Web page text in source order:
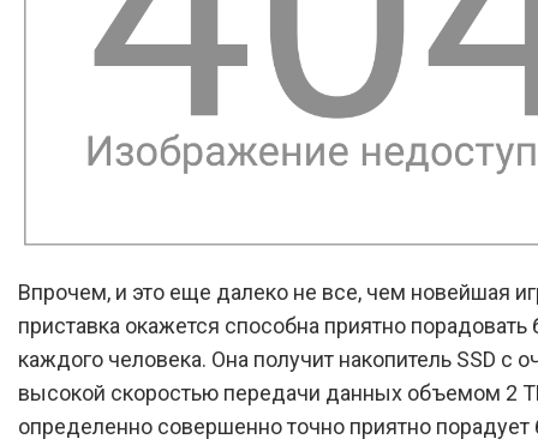
Впрочем, и это еще далеко не все, чем новейшая
приставка окажется способна приятно порадовать
каждого человека. Она получит накопитель SSD с
высокой скоростью передачи данных объемом 2
определенно совершенно точно приятно порадует